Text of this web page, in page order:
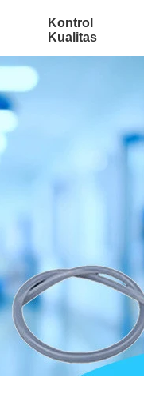
Kontrol
Kualitas